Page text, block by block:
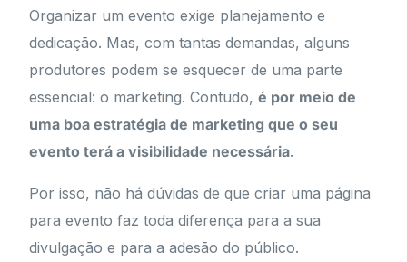
Organizar um evento exige planejamento e
dedicação. Mas, com tantas demandas, alguns
produtores podem se esquecer de uma parte
essencial: o marketing. Contudo,é por meio de
uma boa estratégia de marketing que o seu
evento terá a visibilidade necessária.
Por isso, não há dúvidas de que criar uma página
para evento faz toda diferença para a sua
divulgação e para a adesão do público.